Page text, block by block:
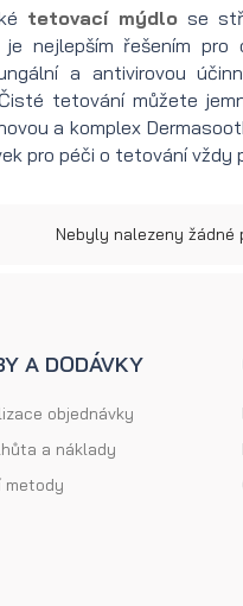
tetovací mýdlo se
je nejlepším řešením
a antivirovou
tetování můžete
a komplex
pro péči o tetování vždy
Nebyly nalezeny žádné
A DODÁVKY
objednávky
a náklady
metody